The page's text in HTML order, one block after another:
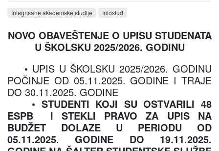
Integrisane akademske studije Infostud
NOVO OBAVEŠTENJE O UPISU STUDENATA
U ŠKOLSKU 2025/2026. GODINU
• UPIS U ŠKOLSKU 2025/2026. GODINU
POČINJE OD 05.11.2025. GODINE I TRAJE
DO 30.11.2025. GODINE
• STUDENTI KOJI SU OSTVARILI 48
ESPB I STEKLI PRAVO ZA UPIS NA
BUDŽET DOLAZE U PERIODU OD
05.11.2025. GODINE DO 19.11.2025.